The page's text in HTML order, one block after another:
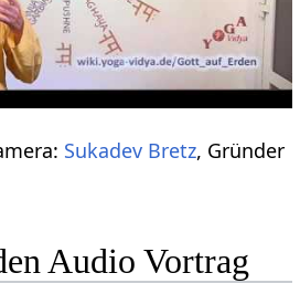
Sukadev Bretz, Gründer
Audio Vortrag